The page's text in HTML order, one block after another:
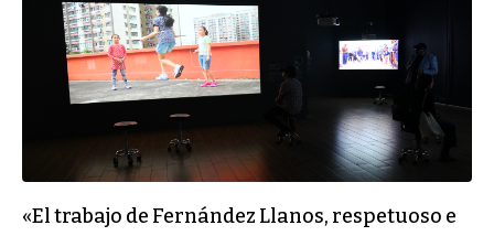
«El trabajo de Fernández Llanos, respetuoso e